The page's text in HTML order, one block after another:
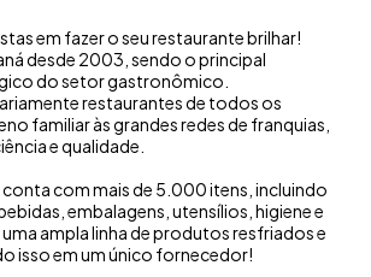
em fazer o seu restaurante brilhar!
desde 2003, sendo o principal
do setor gastronômico.
restaurantes de todos os
familiar às grandes redes de franquias,
e qualidade.
com mais de 5.000 itens, incluindo
embalagens, utensílios, higiene e
ampla linha de produtos resfriados e
isso em um único fornecedor!